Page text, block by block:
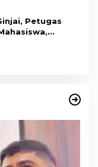
Petugas